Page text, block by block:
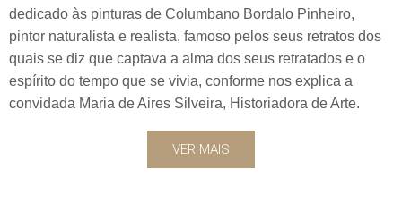
dedicado às pinturas de Columbano Bordalo Pinheiro,
pintor naturalista e realista, famoso pelos seus retratos dos
quais se diz que captava a alma dos seus retratados e o
espírito do tempo que se vivia, conforme nos explica a
convidada Maria de Aires Silveira, Historiadora de Arte.
VER MAIS